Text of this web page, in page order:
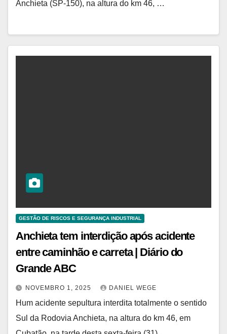
Anchieta (SP-150), na altura do km 46, …
GESTÃO DE RISCOS E SEGURANÇA INDUSTRIAL
Anchieta tem interdição após acidente
entre caminhão e carreta | Diário do
Grande ABC
NOVEMBRO 1, 2025 DANIEL WEGE
Hum acidente sepultura interdita totalmente o sentido
Sul da Rodovia Anchieta, na altura do km 46, em